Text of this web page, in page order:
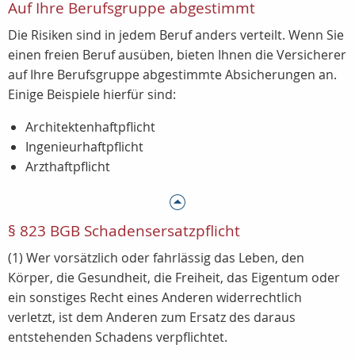
Auf Ihre Berufsgruppe abgestimmt
Die Risiken sind in jedem Beruf anders verteilt. Wenn Sie
einen freien Beruf ausüben, bieten Ihnen die Versicherer
auf Ihre Berufsgruppe abgestimmte Absicherungen an.
Einige Beispiele hierfür sind:
Architektenhaftpflicht
Ingenieurhaftpflicht
Arzthaftpflicht
§ 823 BGB Schadensersatzpflicht
(1) Wer vorsätzlich oder fahrlässig das Leben, den
Körper, die Gesundheit, die Freiheit, das Eigentum oder
ein sonstiges Recht eines Anderen widerrechtlich
verletzt, ist dem Anderen zum Ersatz des daraus
entstehenden Schadens verpflichtet.